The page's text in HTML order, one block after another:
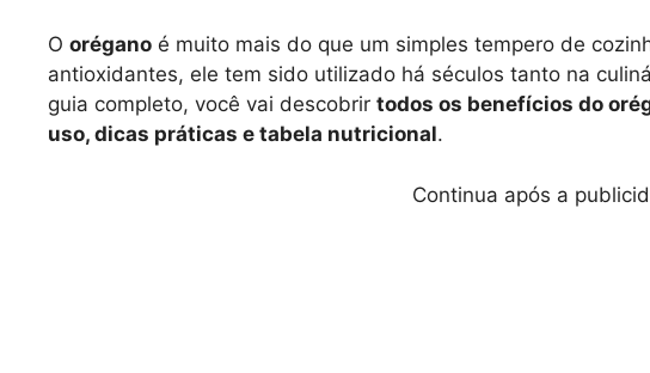
O orégano é muito mais do que um simples tempero de
antioxidantes, ele tem sido utilizado há séculos tanto na
guia completo, você vai descobrir todos os benefícios do
uso, dicas práticas e tabela nutricional.
Continua após a